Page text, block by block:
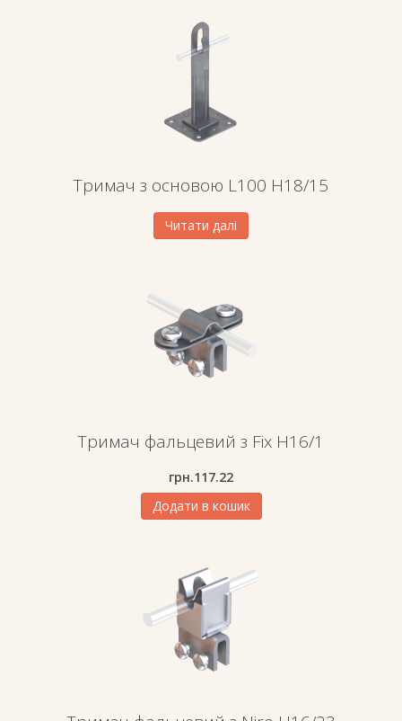
Тримач з основою L100 H18/15
Читати далі
Тримач фальцевий з Fix H16/1
грн.117.22
Додати в кошик